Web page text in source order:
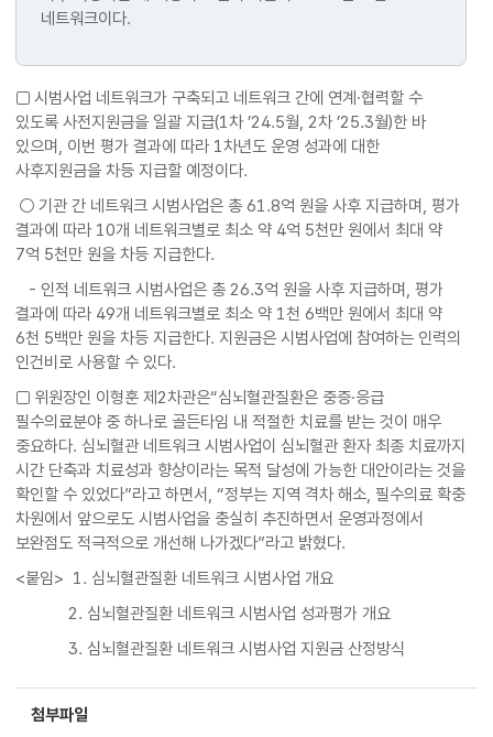
네트워크이다.
□ 시범사업 네트워크가 구축되고 네트워크 간에 연계·협력할 수
있도록 사전지원금을 일괄 지급(1차 ’24.5월, 2차 ’25.3월)한 바
있으며, 이번 평가 결과에 따라 1차년도 운영 성과에 대한
사후지원금을 차등 지급할 예정이다.
○ 기관 간 네트워크 시범사업은 총 61.8억 원을 사후 지급하며, 평가
결과에 따라 10개 네트워크별로 최소 약 4억 5천만 원에서 최대 약
7억 5천만 원을 차등 지급한다.
- 인적 네트워크 시범사업은 총 26.3억 원을 사후 지급하며, 평가
결과에 따라 49개 네트워크별로 최소 약 1천 6백만 원에서 최대 약
6천 5백만 원을 차등 지급한다. 지원금은 시범사업에 참여하는 인력의
인건비로 사용할 수 있다.
□ 위원장인 이형훈 제2차관은“심뇌혈관질환은 중증·응급
필수의료분야 중 하나로 골든타임 내 적절한 치료를 받는 것이 매우
중요하다. 심뇌혈관 네트워크 시범사업이 심뇌혈관 환자 최종 치료까지
시간 단축과 치료성과 향상이라는 목적 달성에 가능한 대안이라는 것을
확인할 수 있었다”라고 하면서, “정부는 지역 격차 해소, 필수의료 확충
차원에서 앞으로도 시범사업을 충실히 추진하면서 운영과정에서
보완점도 적극적으로 개선해 나가겠다”라고 밝혔다.
<붙임> 1. 심뇌혈관질환 네트워크 시범사업 개요
2. 심뇌혈관질환 네트워크 시범사업 성과평가 개요
3. 심뇌혈관질환 네트워크 시범사업 지원금 산정방식
첨부파일